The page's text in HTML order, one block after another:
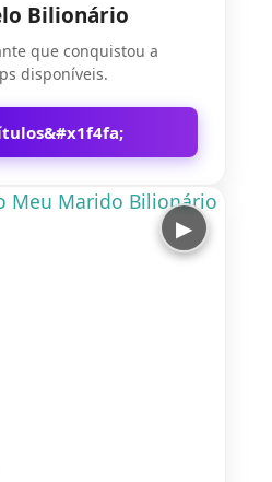
Bilionário
que conquistou a
disponíveis.
▶